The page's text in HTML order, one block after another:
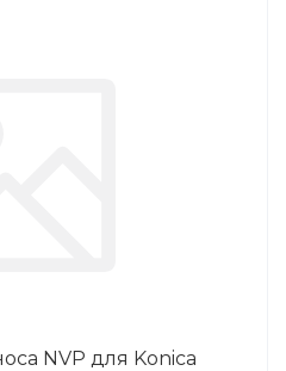
NVP для Konica